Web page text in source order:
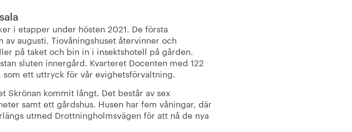
i etapper under hösten 2021. De första
augusti. Tiovåningshuset återvinner och
på taket och bin in i insektshotell på gården.
sluten innergård. Kvarteret Docenten med 122
ett uttryck för vår evighetsförvaltning.
Skrönan kommit långt. Det består av sex
samt ett gårdshus. Husen har fem våningar, där
utmed Drottningholmsvägen för att nå de nya